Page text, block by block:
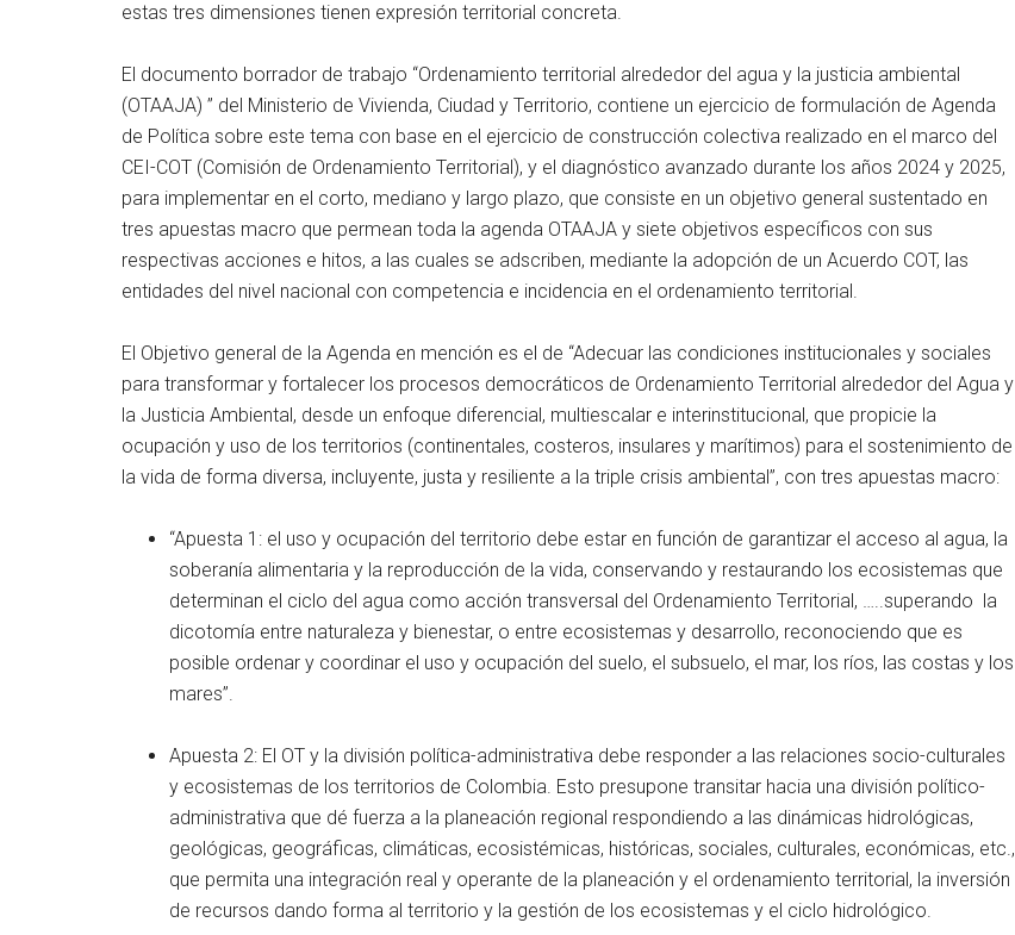
estas tres dimensiones tienen expresión territorial concreta.
El documento borrador de trabajo “Ordenamiento territorial alrededor del agua y la justicia ambiental
(OTAAJA) ” del Ministerio de Vivienda, Ciudad y Territorio, contiene un ejercicio de formulación de Agenda
de Política sobre este tema con base en el ejercicio de construcción colectiva realizado en el marco del
CEI-COT (Comisión de Ordenamiento Territorial), y el diagnóstico avanzado durante los años 2024 y 2025,
para implementar en el corto, mediano y largo plazo, que consiste en un objetivo general sustentado en
tres apuestas macro que permean toda la agenda OTAAJA y siete objetivos específicos con sus
respectivas acciones e hitos, a las cuales se adscriben, mediante la adopción de un Acuerdo COT, las
entidades del nivel nacional con competencia e incidencia en el ordenamiento territorial.
El Objetivo general de la Agenda en mención es el de “Adecuar las condiciones institucionales y sociales
para transformar y fortalecer los procesos democráticos de Ordenamiento Territorial alrededor del Agua y
la Justicia Ambiental, desde un enfoque diferencial, multiescalar e interinstitucional, que propicie la
ocupación y uso de los territorios (continentales, costeros, insulares y marítimos) para el sostenimiento de
la vida de forma diversa, incluyente, justa y resiliente a la triple crisis ambiental”, con tres apuestas macro:
“Apuesta 1: el uso y ocupación del territorio debe estar en función de garantizar el acceso al agua, la
soberanía alimentaria y la reproducción de la vida, conservando y restaurando los ecosistemas que
determinan el ciclo del agua como acción transversal del Ordenamiento Territorial, …..superando la
dicotomía entre naturaleza y bienestar, o entre ecosistemas y desarrollo, reconociendo que es
posible ordenar y coordinar el uso y ocupación del suelo, el subsuelo, el mar, los ríos, las costas y los
mares”.
Apuesta 2: El OT y la división política-administrativa debe responder a las relaciones socio-culturales
y ecosistemas de los territorios de Colombia. Esto presupone transitar hacia una división político-
administrativa que dé fuerza a la planeación regional respondiendo a las dinámicas hidrológicas,
geológicas, geográficas, climáticas, ecosistémicas, históricas, sociales, culturales, económicas, etc.,
que permita una integración real y operante de la planeación y el ordenamiento territorial, la inversión
de recursos dando forma al territorio y la gestión de los ecosistemas y el ciclo hidrológico.